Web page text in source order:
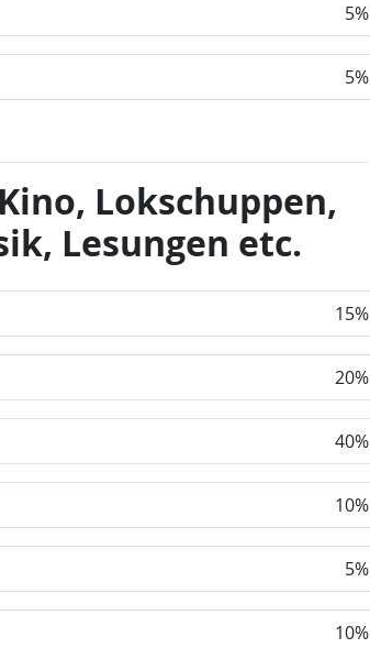
5%
5%
Lokschuppen,
Lesungen etc.
15%
20%
40%
10%
5%
10%